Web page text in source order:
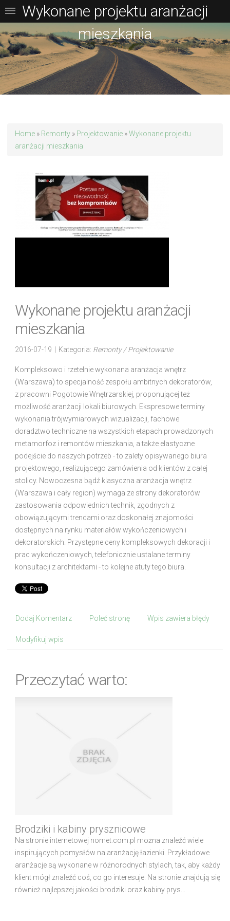
Home » Remonty » Projektowanie »Wykonane projektu
aranżacji mieszkania
Wykonane projektu aranżacji
mieszkania
2016-07-19 Kategoria: Remonty / Projektowanie
Kompleksowo i rzetelnie wykonana aranżacja wnętrz
(Warszawa) to specjalność zespołu ambitnych dekoratorów,
z pracowni Pogotowie Wnętrzarskiej, proponującej też
możliwość aranżacji lokali biurowych. Ekspresowe terminy
wykonania trójwymiarowych wizualizacji, fachowe
doradztwo techniczne na wszystkich etapach prowadzonych
metamorfoz i remontów mieszkania, a także elastyczne
podejście do naszych potrzeb - to zalety opisywanego biura
projektowego, realizującego zamówienia od klientów z całej
stolicy. Nowoczesna bądź klasyczna aranżacja wnętrz
(Warszawa i cały region) wymaga ze strony dekoratorów
zastosowania odpowiednich technik, zgodnych z
obowiązującymi trendami oraz doskonałej znajomości
dostępnych na rynku materiałów wykończeniowych i
dekoratorskich. Przystępne ceny kompleksowych dekoracji i
prac wykończeniowych, telefonicznie ustalane terminy
konsultacji z architektami - to kolejne atuty tego biura.
Dodaj Komentarz Poleć stronę Wpis zawiera błędy
Modyfikuj wpis
Przeczytać warto:
Brodziki i kabiny prysznicowe
Na stronie internetowej nomet.com.pl można znaleźć wiele
inspirujących pomysłów na aranżację łazienki. Przykładowe
aranżacje są wykonane w różnorodnych stylach, tak, aby każdy
klient mógł znaleźć coś, co go interesuje. Na stronie znajdują się
również najlepszej jakości brodziki oraz kabiny prys...
Wykonane projektu aranżacji
mieszkania